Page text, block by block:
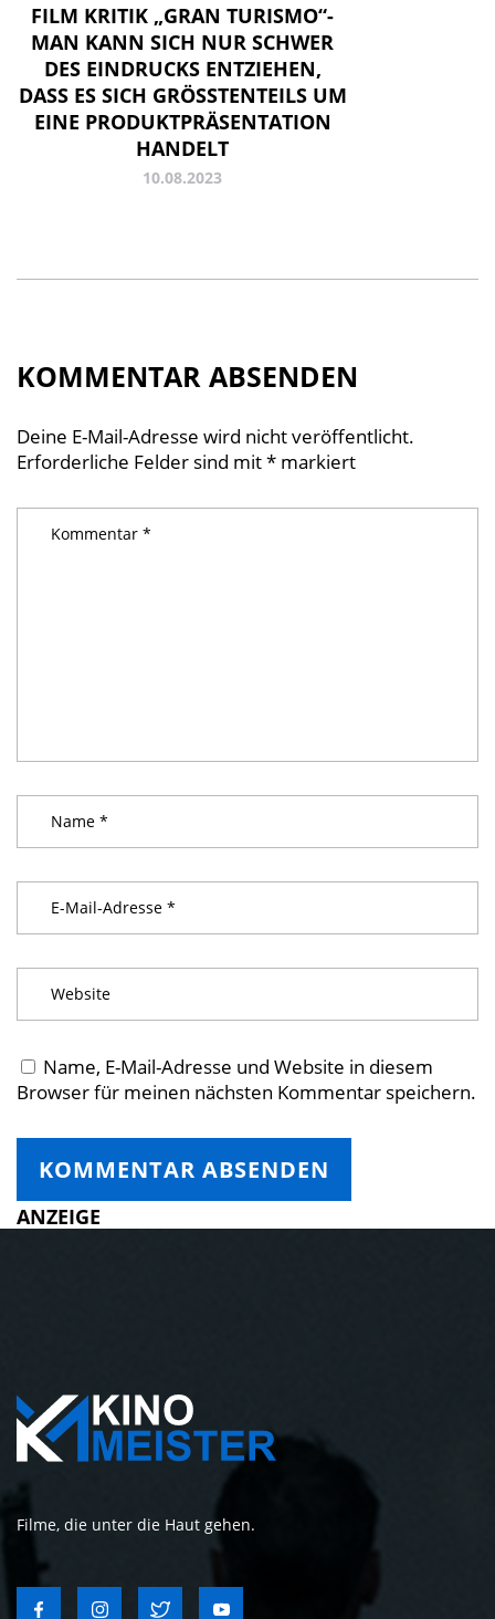
FILM KRITIK „GRAN TURISMO“-
MAN KANN SICH NUR SCHWER
DES EINDRUCKS ENTZIEHEN,
DASS ES SICH GRÖSSTENTEILS UM E
INE PRODUKTPRÄSENTATION H
ANDELT
10.08.2023
KOMMENTAR ABSENDEN
Deine E-Mail-Adresse wird nicht veröffentlicht.
Erforderliche Felder sind mit* markiert
Name, E-Mail-Adresse und Website in diesem
Browser für meinen nächsten Kommentar speichern.
ANZEIGE
Filme, die unter die Haut gehen.